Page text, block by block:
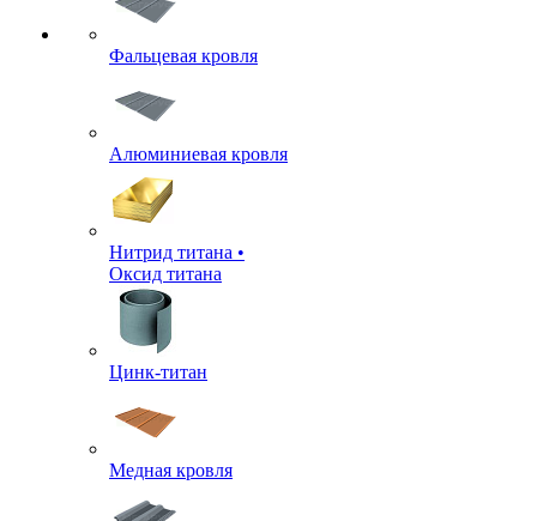
Фальцевая кровля
Алюминиевая кровля
Нитрид титана •
Оксид титана
Цинк-титан
Медная кровля